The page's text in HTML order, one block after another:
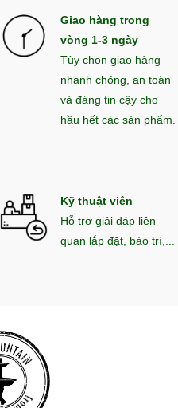
Giao hàng trong
vòng 1-3 ngày
Tùy chọn giao hàng
nhanh chóng, an toàn
và đáng tin cậy cho
hầu hết các sản phẩm.
Kỹ thuật viên
Hỗ trợ giải đáp liên
quan lắp đặt, bảo trì,...